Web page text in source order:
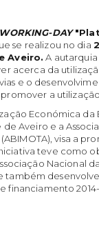
WORKING-DAY
se realizou no dia
Aveiro. A autarquia
acerca da
e o
promover a
Económica da
Aveiro e a
visa a
teve como
Nacional
também
financiamento